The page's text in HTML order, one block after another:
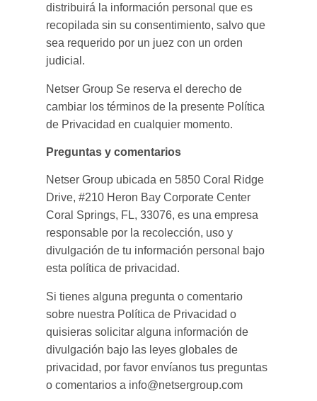
distribuirá la información personal que es
recopilada sin su consentimiento, salvo que
sea requerido por un juez con un orden
judicial.
Netser Group Se reserva el derecho de
cambiar los términos de la presente Política
de Privacidad en cualquier momento.
Preguntas y comentarios
Netser Group ubicada en 5850 Coral Ridge
Drive, #210 Heron Bay Corporate Center
Coral Springs, FL, 33076, es una empresa
responsable por la recolección, uso y
divulgación de tu información personal bajo
esta política de privacidad.
Si tienes alguna pregunta o comentario
sobre nuestra Política de Privacidad o
quisieras solicitar alguna información de
divulgación bajo las leyes globales de
privacidad, por favor envíanos tus preguntas
o comentarios a info@netsergroup.com